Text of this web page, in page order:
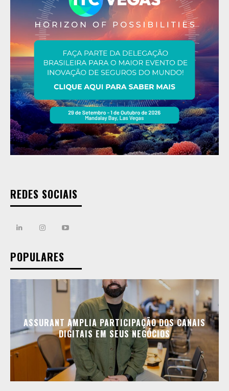
REDES SOCIAIS
POPULARES
ASSURANT AMPLIA PARTICIPAÇÃO DOS CANAIS
DIGITAIS EM SEUS NEGÓCIOS